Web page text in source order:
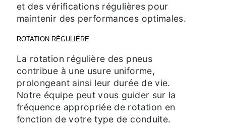
et des vérifications régulières pour
maintenir des performances optimales.
ROTATION RÉGULIÈRE
La rotation régulière des pneus
contribue à une usure uniforme,
prolongeant ainsi leur durée de vie.
Notre équipe peut vous guider sur la
fréquence appropriée de rotation en
fonction de votre type de conduite.